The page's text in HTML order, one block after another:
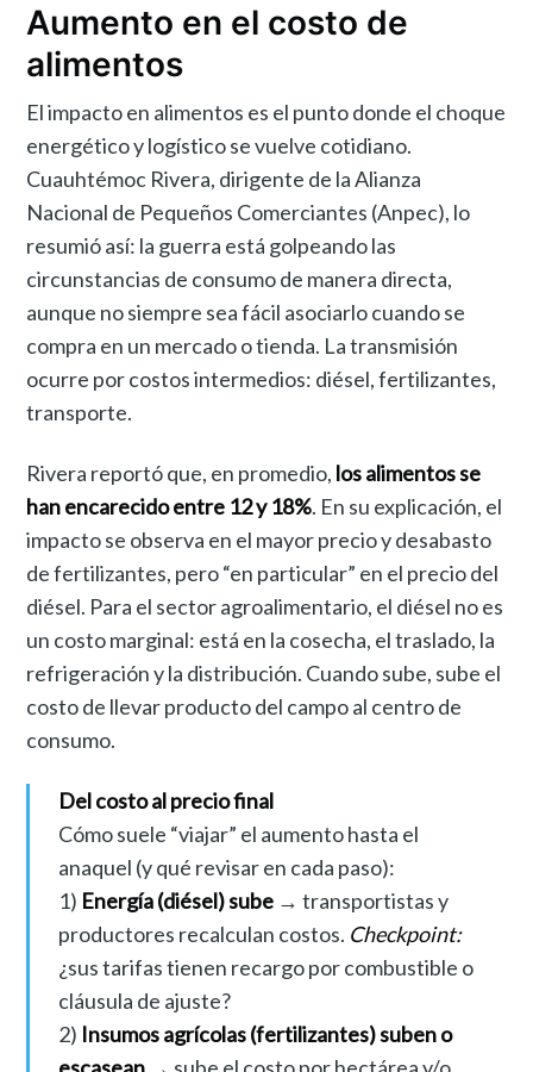
Aumento en el costo de
alimentos
El impacto en alimentos es el punto donde el choque
energético y logístico se vuelve cotidiano.
Cuauhtémoc Rivera, dirigente de la Alianza
Nacional de Pequeños Comerciantes (Anpec), lo
resumió así: la guerra está golpeando las
circunstancias de consumo de manera directa,
aunque no siempre sea fácil asociarlo cuando se
compra en un mercado o tienda. La transmisión
ocurre por costos intermedios: diésel, fertilizantes,
transporte.
Rivera reportó que, en promedio, los alimentos se
han encarecido entre 12 y 18%. En su explicación, el
impacto se observa en el mayor precio y desabasto
de fertilizantes, pero “en particular” en el precio del
diésel. Para el sector agroalimentario, el diésel no es
un costo marginal: está en la cosecha, el traslado, la
refrigeración y la distribución. Cuando sube, sube el
costo de llevar producto del campo al centro de
consumo.
Del costo al precio final
Cómo suele “viajar” el aumento hasta el
anaquel (y qué revisar en cada paso):
1) Energía (diésel) sube→ transportistas y
productores recalculan costos. Checkpoint:
¿sus tarifas tienen recargo por combustible o
cláusula de ajuste?
2) Insumos agrícolas (fertilizantes) suben o